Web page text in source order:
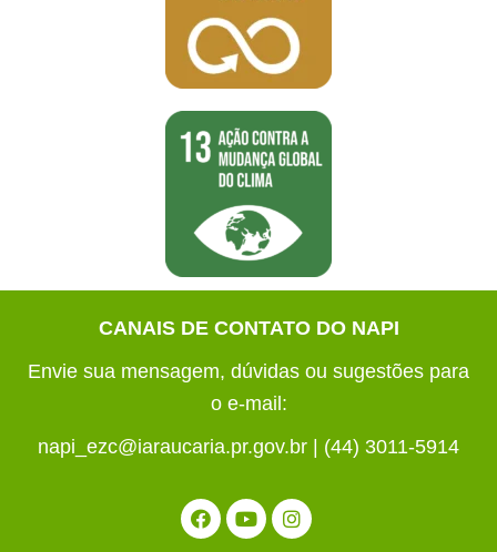
CANAIS DE CONTATO DO NAPI
Envie sua mensagem, dúvidas ou sugestões para
o e-mail:
napi_ezc@iaraucaria.pr.gov.br | (44) 3011-5914